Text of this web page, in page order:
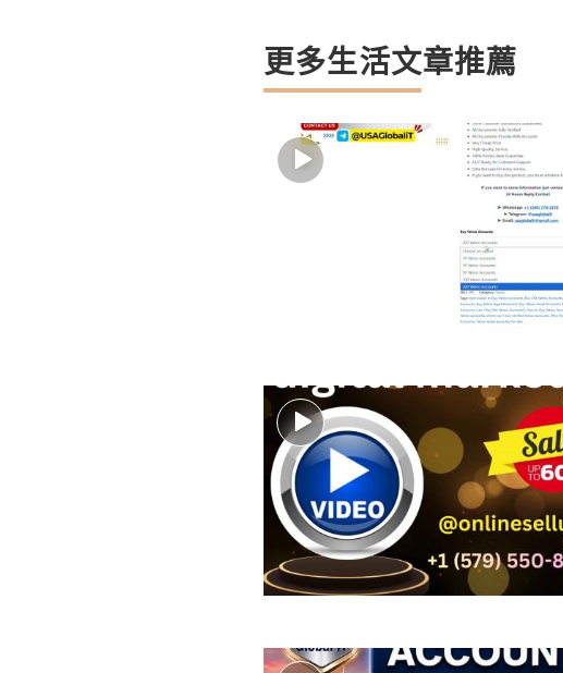
更多生活文章推薦